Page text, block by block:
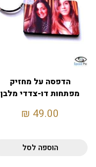
הדפסה על מחזיק
מפתחות דו-צדדי מלבן
49.00
₪
הוספה לסל